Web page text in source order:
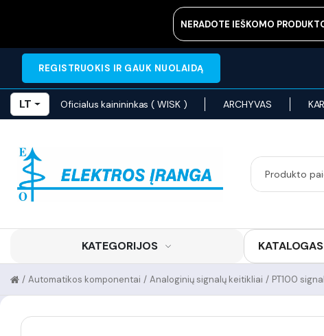
NERADOTE IEŠKOMO
REGISTRUOKIS IR GAUK NUOLAIDĄ
LT Oficialus kainininkas ( WISK ) ARCHYVAS
KATEGORIJOS KATALOGAS
PT100
/
Analoginių signalų keitikliai
/
Automatikos komponentai
/